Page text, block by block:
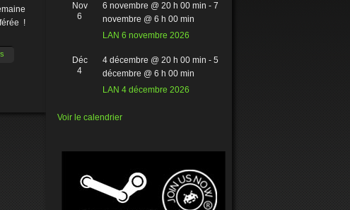
!
Nov
6
6 novembre @ 20 h 00 min - 7
novembre @ 6 h 00 min
LAN 6 novembre 2026
Déc
4
4 décembre @ 20 h 00 min - 5
décembre @ 6 h 00 min
LAN 4 décembre 2026
Voir le calendrier